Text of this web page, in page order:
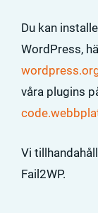
Du kan
WordPress,
våra plugins
Vi
Fail2WP.